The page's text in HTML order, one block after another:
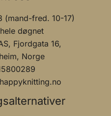
(mand-fred. 10-17)
døgnet
Fjordgata 16,
Norge